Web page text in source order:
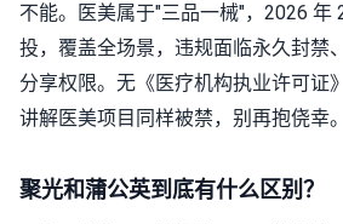
不能。医美属于"三品一械"，2026 年
投，覆盖全场景，违规面临永久封禁
分享权限。无《医疗机构执业许可证
讲解医美项目同样被禁，别再抱侥幸。
聚光和蒲公英到底有什么区别？